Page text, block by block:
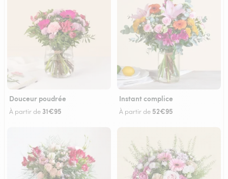
Douceur poudrée
À partir de 31€95
Instant complice
À partir de 52€95